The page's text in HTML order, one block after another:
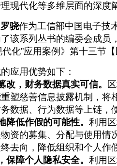
现代化等多维层面的深度
骁作为工信部中国电子技
该系列丛书的编委会成
代化”应用案例》第十三
应用优势如下：
改，财务数据真实可信。
塑慈善信息披露机制，
数据、行为数据等上链，
降低作假的可能性。 利用
资的募集、分配与使用
去向，降低组织和个人作
保障个人隐私安全。 利用